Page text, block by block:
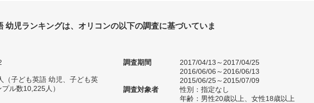
幼児ランキングは、オリコンの以下の調査に基づいていま
（子ども英語 幼児、子ども英
ル数10,225人）
調査期間
2017/04/13～2017/04/25
2016/06/06～2016/06/13
2015/06/25～2015/07/09
調査対象者
性別：指定なし
年齢：男性20歳以上、女性18歳以上